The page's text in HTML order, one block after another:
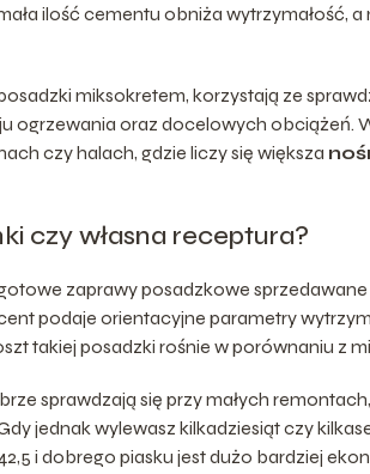
ilość cementu obniża wytrzymałość,
miksokretem, korzystają ze
ogrzewania oraz docelowych obciążeń.
czy halach, gdzie liczy się większa
czy własna receptura?
zaprawy posadzkowe
podaje orientacyjne parametry
takiej posadzki rośnie w porównaniu z
sprawdzają się przy małych
jednak wylewasz kilkadziesiąt czy
i dobrego piasku jest dużo bardziej